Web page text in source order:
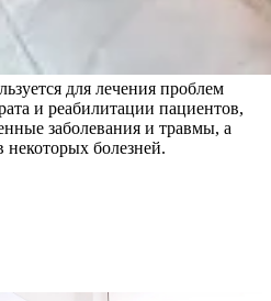
для лечения проблем
и реабилитации пациентов,
заболевания и травмы, а
некоторых болезней.